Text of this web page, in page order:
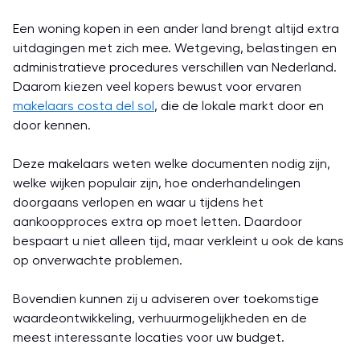
Een woning kopen in een ander land brengt altijd extra
uitdagingen met zich mee. Wetgeving, belastingen en
administratieve procedures verschillen van Nederland.
Daarom kiezen veel kopers bewust voor ervaren
makelaars costa del sol , die de lokale markt door en
door kennen.
Deze makelaars weten welke documenten nodig zijn,
welke wijken populair zijn, hoe onderhandelingen
doorgaans verlopen en waar u tijdens het
aankoopproces extra op moet letten. Daardoor
bespaart u niet alleen tijd, maar verkleint u ook de kans
op onverwachte problemen.
Bovendien kunnen zij u adviseren over toekomstige
waardeontwikkeling, verhuurmogelijkheden en de
meest interessante locaties voor uw budget.